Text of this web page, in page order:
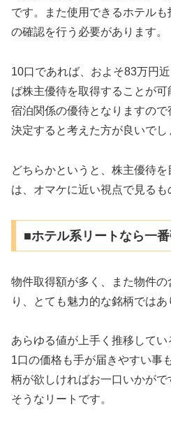
です。また使用できるホテル
の確認を行う必要があります。
10口であれば、およそ83万円
ば株主優待を取得することが
宿泊関係の優待となりますの
決定すると考えた方が良いでし
どちらかというと、株主優待
は、オマケに近い視点で見るも
■ホテル系リートなら一
物件取得額が多く、また物件
り、とても魅力的な銘柄ではあ
あらゆる値が上手く推移して
1口の価格も手が届きやすい事
柄が欲しければお一口いかが
そうなリートです。